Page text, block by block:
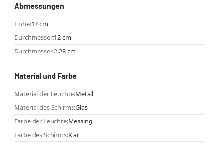
Abmessungen
Höhe:17 cm
Durchmesser:12 cm
Durchmesser 2:28 cm
Material und Farbe
Material der Leuchte:Metall
Material des Schirms:Glas
Farbe der Leuchte:Messing
Farbe des Schirms:Klar